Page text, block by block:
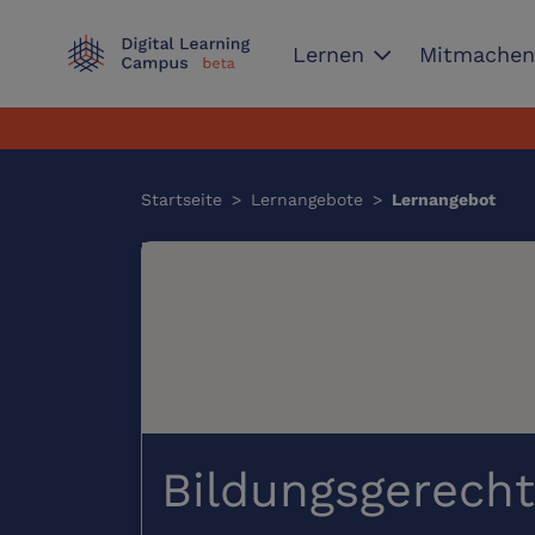
Lernen expand_more Mitmachen
Startseite > Lernangebote > Lernangebot